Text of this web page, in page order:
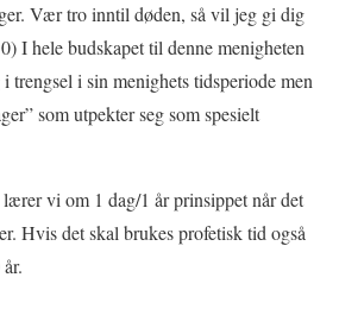
Vær tro inntil døden, så vil jeg gi dig
I hele budskapet til denne menigheten
trengsel i sin menighets tidsperiode men
som utpekter seg som spesielt
vi om 1 dag/1 år prinsippet når det
Hvis det skal brukes profetisk tid også